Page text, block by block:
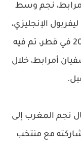
نجم وسط
الإنجليزي،
قبل انطلاق نهائيات كأس العالم 2022 في قطر، تم فيه
أمرابط، خلال
نجم المغرب إلى
مع منتخب